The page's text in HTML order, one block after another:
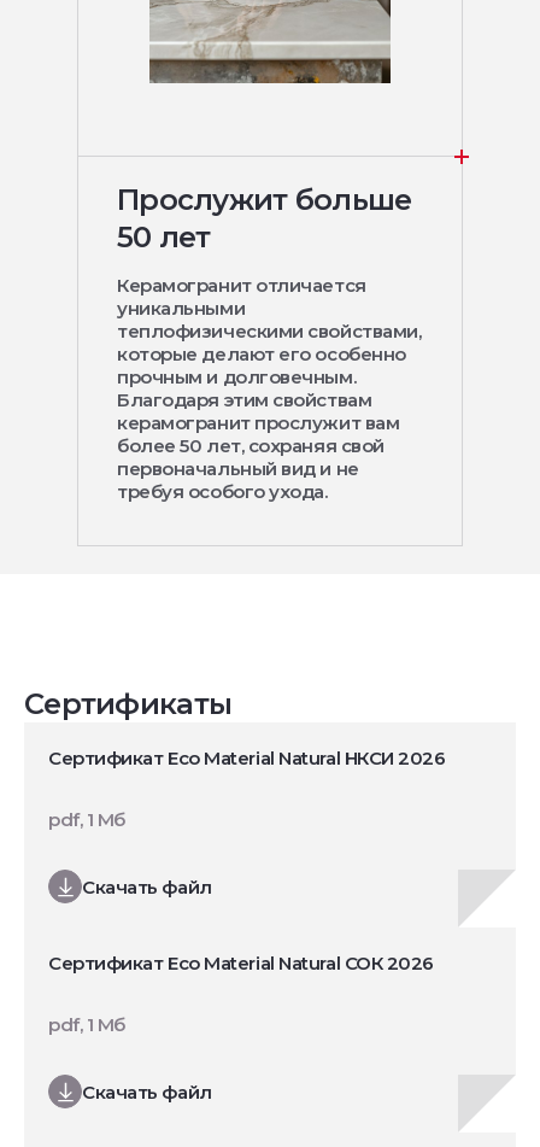
Прослужит больше
50 лет
Керамогранит отличается
уникальными
теплофизическими свойствами,
которые делают его особенно
прочным и долговечным.
Благодаря этим свойствам
керамогранит прослужит вам
более 50 лет, сохраняя свой
первоначальный вид и не
требуя особого ухода.
Сертификаты
Сертификат Eco Material Natural НКСИ 2026
Скачать файл
pdf, 1 Мб
Сертификат Eco Material Natural СОК 2026
Скачать файл
pdf, 1 Мб